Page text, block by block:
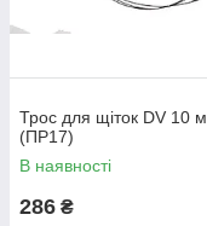
Трос для щіток DV 10 м
(ПР17)
В наявності
286 ₴